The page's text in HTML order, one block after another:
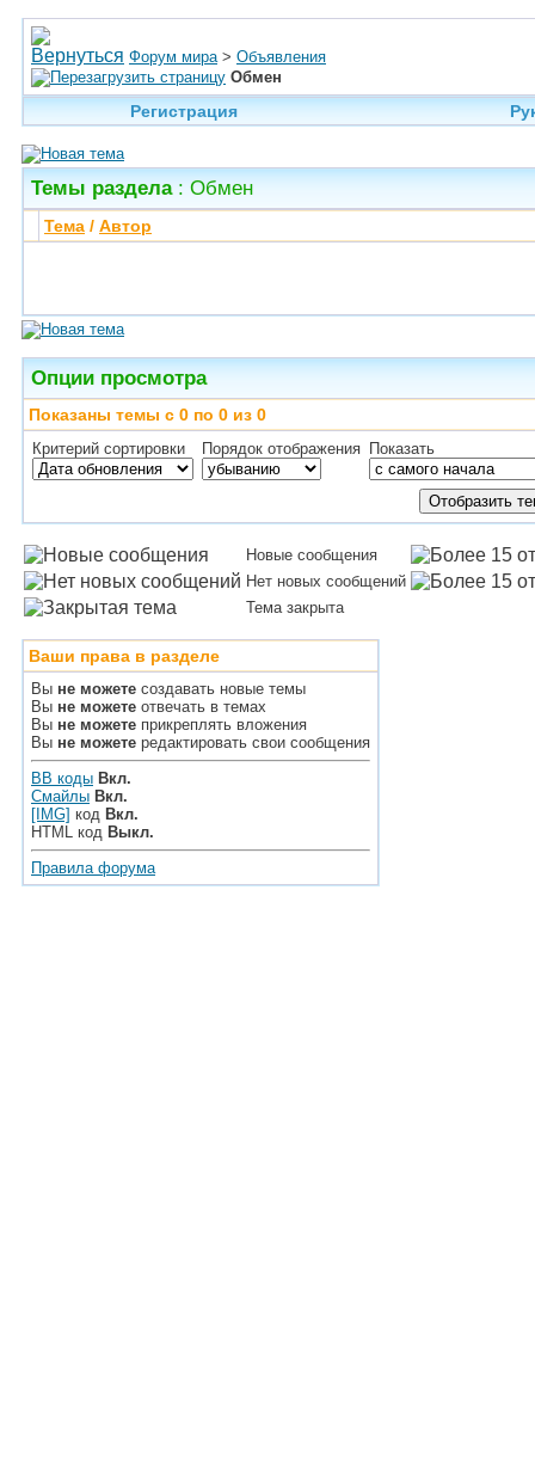
Форум мира > Объявления
Обмен
Регистрация
Темы раздела: Обмен
Тема / Автор
Опции просмотра
Показаны темы с 0 по 0 из 0
Критерий сортировки Порядок отображения Показать
Новые сообщения
Нет новых сообщений
Тема закрыта
Ваши права в разделе
Вы не можете создавать новые темы
Вы не можете отвечать в темах
Вы не можете прикреплять вложения
Вы не можете редактировать свои сообщения
BB коды Вкл.
Смайлы Вкл.
[IMG] код Вкл.
HTML код Выкл.
Правила форума